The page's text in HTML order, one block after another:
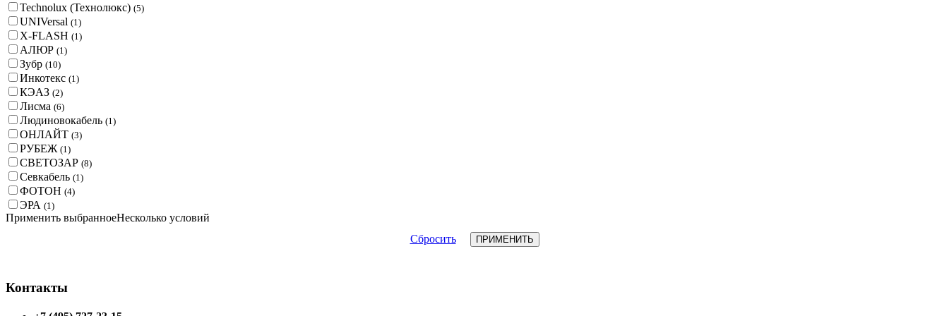
Technolux (Технолюкс) (5)
UNIVersal (1)
X-FLASH (1)
АЛЮР (1)
Зубр (10)
Инкотекс (1)
КЭАЗ (2)
Лисма (6)
Людиновокабель (1)
ОНЛАЙТ (3)
РУБЕЖ (1)
СВЕТОЗАР (8)
Севкабель (1)
ФОТОН (4)
ЭРА (1)
Применить выбранноеНесколько условий
Сбросить
Контакты